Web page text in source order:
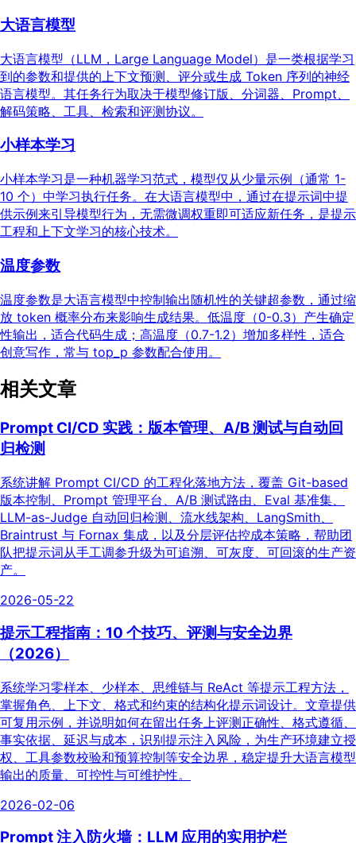
大语言模型
大语言模型（LLM，Large Language Model）是一类根据学习
到的参数和提供的上下文预测、评分或生成 Token 序列的神经
语言模型。其任务行为取决于模型修订版、分词器、Prompt、
解码策略、工具、检索和评测协议。
小样本学习
小样本学习是一种机器学习范式，模型仅从少量示例（通常 1-
10 个）中学习执行任务。在大语言模型中，通过在提示词中提
供示例来引导模型行为，无需微调权重即可适应新任务，是提示
工程和上下文学习的核心技术。
温度参数
温度参数是大语言模型中控制输出随机性的关键超参数，通过缩
放 token 概率分布来影响生成结果。低温度（0-0.3）产生确定
性输出，适合代码生成；高温度（0.7-1.2）增加多样性，适合
创意写作，常与 top_p 参数配合使用。
相关文章
Prompt CI/CD 实践：版本管理、A/B 测试与自动回
归检测
系统讲解 Prompt CI/CD 的工程化落地方法，覆盖 Git-based
版本控制、Prompt 管理平台、A/B 测试路由、Eval 基准集、
LLM-as-Judge 自动回归检测、流水线架构、LangSmith、
Braintrust 与 Fornax 集成，以及分层评估控成本策略，帮助团
队把提示词从手工调参升级为可追溯、可灰度、可回滚的生产资
产。
2026-05-22
提示工程指南：10 个技巧、评测与安全边界
（2026）
系统学习零样本、少样本、思维链与 ReAct 等提示工程方法，
掌握角色、上下文、格式和约束的结构化提示词设计。文章提供
可复用示例，并说明如何在留出任务上评测正确性、格式遵循、
事实依据、延迟与成本，识别提示注入风险，为生产环境建立授
权、工具参数校验和预算控制等安全边界，稳定提升大语言模型
输出的质量、可控性与可维护性。
2026-02-06
Prompt 注入防火墙：LLM 应用的实用护栏